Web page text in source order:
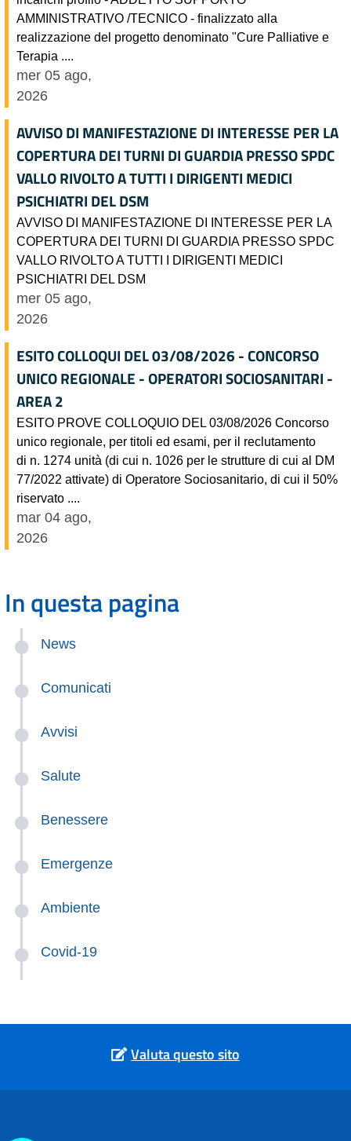
AMMINISTRATIVO /TECNICO - finalizzato alla
realizzazione del progetto denominato "Cure Palliative e
Terapia ....
mer 05 ago,
2026
AVVISO DI MANIFESTAZIONE DI INTERESSE PER LA
COPERTURA DEI TURNI DI GUARDIA PRESSO SPDC
VALLO RIVOLTO A TUTTI I DIRIGENTI MEDICI
PSICHIATRI DEL DSM
AVVISO DI MANIFESTAZIONE DI INTERESSE PER LA
COPERTURA DEI TURNI DI GUARDIA PRESSO SPDC
VALLO RIVOLTO A TUTTI I DIRIGENTI MEDICI
PSICHIATRI DEL DSM
mer 05 ago,
2026
ESITO COLLOQUI DEL 03/08/2026 - CONCORSO
UNICO REGIONALE - OPERATORI SOCIOSANITARI -
AREA 2
ESITO PROVE COLLOQUIO DEL 03/08/2026 Concorso
unico regionale, per titoli ed esami, per il reclutamento
di n. 1274 unità (di cui n. 1026 per le strutture di cui al DM
77/2022 attivate) di Operatore Sociosanitario, di cui il 50%
riservato ....
mar 04 ago,
2026
In questa pagina
News
Comunicati
Avvisi
Salute
Benessere
Emergenze
Ambiente
Covid-19
Valuta questo sito